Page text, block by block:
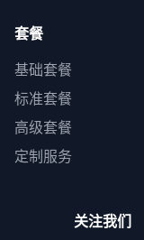
套餐
基础套餐
标准套餐
高级套餐
定制服务
关注我们